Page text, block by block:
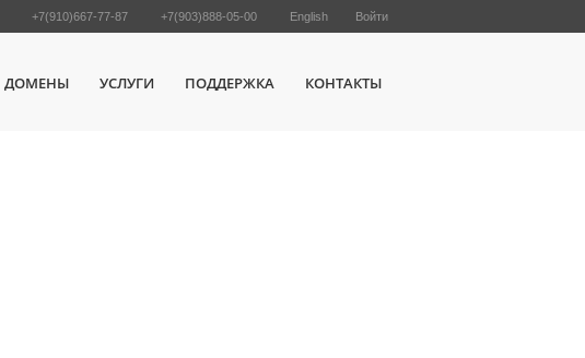
+7(910)667-77-87 +7(903)888-05-00 English Войти
ДОМЕНЫ УСЛУГИ ПОДДЕРЖКА КОНТАКТЫ